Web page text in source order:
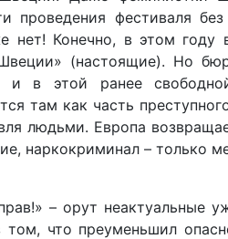
проведения фестиваля
нет! Конечно, в этом
(настоящие). Но
и в этой ранее
там как часть
людьми. Европа
наркокриминал – только
– орут неактуальные
том, что преуменьшил